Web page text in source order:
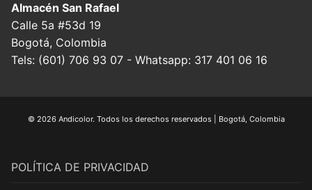
Almacén San Rafael
Calle 5a #53d 19
Bogotá, Colombia
Tels: (601) 706 93 07 - Whatsapp: 317 401 06 16
© 2026 Andicolor. Todos los derechos reservados | Bogotá, Colombia
POLÍTICA DE PRIVACIDAD